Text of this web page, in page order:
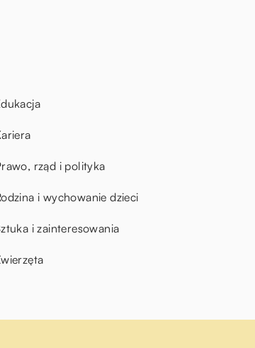
rząd i polityka
i wychowanie dzieci
i zainteresowania